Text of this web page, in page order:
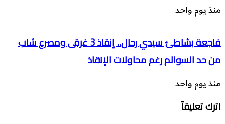
منذ يوم واحد
فاجعة بشاطئ سيدي رحال.. إنقاذ 3 غرقى ومصرع شاب
من حد السوالم رغم محاولات الإنقاذ
منذ يوم واحد
اترك تعليقاً